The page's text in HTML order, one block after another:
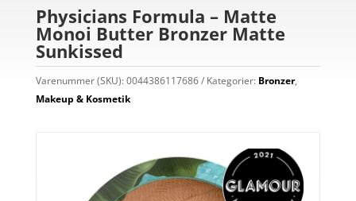
Physicians Formula – Matte
Monoi Butter Bronzer Matte
Sunkissed
Varenummer (SKU):0044386117686 Kategorier: Bronzer,
Makeup & Kosmetik